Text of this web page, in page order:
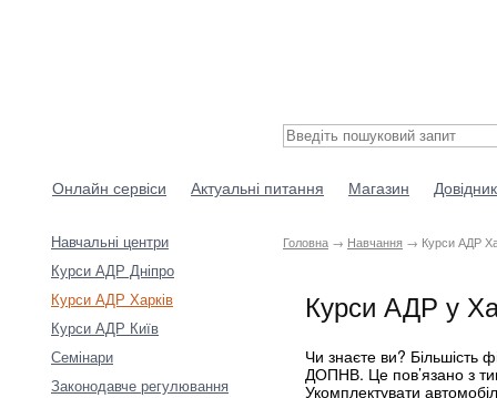
Онлайн сервіси Актуальні питання Магазин Довідник
Навчальні центри
Курси АДР Дніпро
Курси АДР Харків
Курси АДР Київ
Семінари
Законодавче регулювання
Головна → Навчання → Курси АДР
Курси АДР у
Чи знаєте ви? Більшість
ДОПНВ. Це пов’язано з
Укомплектувати